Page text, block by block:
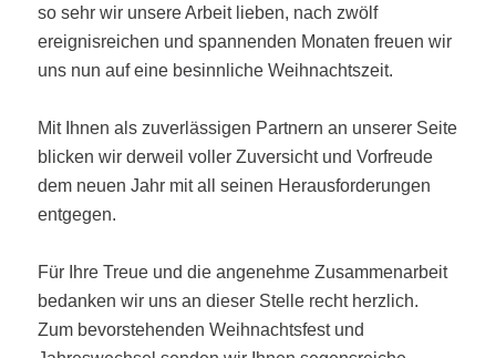
so sehr wir unsere Arbeit lieben, nach zwölf
ereignisreichen und spannenden Monaten freuen wir
uns nun auf eine besinnliche Weihnachtszeit.
Mit Ihnen als zuverlässigen Partnern an unserer Seite
blicken wir derweil voller Zuversicht und Vorfreude
dem neuen Jahr mit all seinen Herausforderungen
entgegen.
Für Ihre Treue und die angenehme Zusammenarbeit
bedanken wir uns an dieser Stelle recht herzlich.
Zum bevorstehenden Weihnachtsfest und